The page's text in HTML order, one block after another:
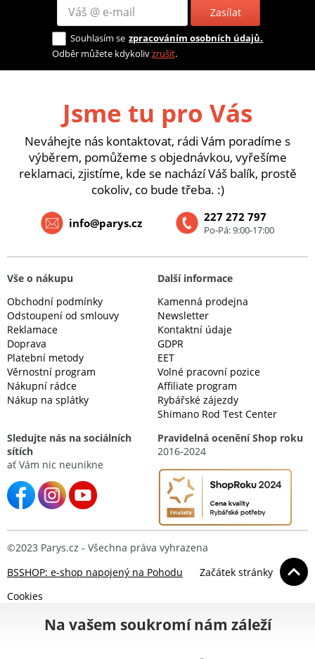
Zasílat
Souhlasím se zpracováním osobních údajů.
Odběr můžete kdykolivzrušit.
Jsme tu pro Vás
Neváhejte nás kontaktovat, rádi Vám poradíme s
výběrem, pomůžeme s objednávkou, vyřešíme
reklamaci, zjistíme, kde se nachází Váš balík, prostě
cokoliv, co bude třeba. :)
227 272 797
Po-Pá: 9:00-17:00
info@parys.cz
Vše o nákupu
Obchodní podmínky
Odstoupení od smlouvy
Reklamace
Doprava
Platební metody
Věrnostní program
Nákupní rádce
Nákup na splátky
Další informace
Kamenná prodejna
Newsletter
Kontaktní údaje
GDPR
EET
Volné pracovní pozice
Affiliate program
Rybářské zájezdy
Shimano Rod Test Center
Sledujte nás na sociálních
sítích
ať Vám nic neunikne
Pravidelná ocenění Shop roku
2016-2024
©2023 Parys.cz - Všechna práva vyhrazena
BSSHOP: e-shop napojený na Pohodu
Začátek stránky
Cookies
Na vašem soukromí nám záleží